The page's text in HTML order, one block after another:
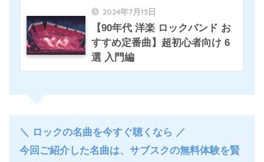
2024年7月13日
【90年代 洋楽 ロックバンド お
すすめ定番曲】超初心者向け 6
選 入門編
＼ ロックの名曲を今すぐ聴くなら ／
今回ご紹介した名曲は、サブスクの無料体験を賢